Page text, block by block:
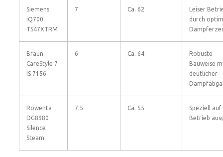
Siemens
iQ700
TS47XTRM
7 Ca. 62
Leiser
durch
Braun
CareStyle 7
IS 7156
6 Ca. 64
Robuste
Bauweise
deutlicher
Rowenta
DG8980
Silence
Steam
7.5 Ca. 55
Speziell auf
Betrieb